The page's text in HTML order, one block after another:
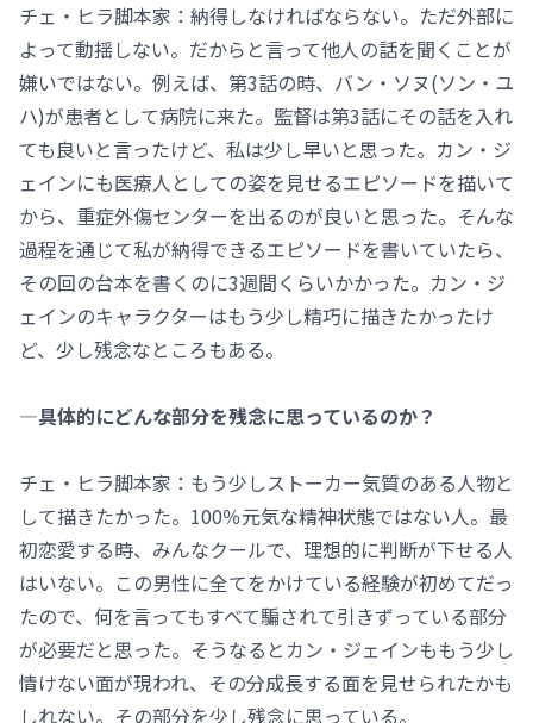
チェ・ヒラ脚本家：納得しなければならない。ただ外部に
よって動揺しない。だからと言って他人の話を聞くことが
嫌いではない。例えば、第3話の時、バン・ソヌ(ソン・ユ
ハ)が患者として病院に来た。監督は第3話にその話を入れ
ても良いと言ったけど、私は少し早いと思った。カン・ジ
ェインにも医療人としての姿を見せるエピソードを描いて
から、重症外傷センターを出るのが良いと思った。そんな
過程を通じて私が納得できるエピソードを書いていたら、
その回の台本を書くのに3週間くらいかかった。カン・ジ
ェインのキャラクターはもう少し精巧に描きたかったけ
ど、少し残念なところもある。
―具体的にどんな部分を残念に思っているのか？
チェ・ヒラ脚本家：もう少しストーカー気質のある人物と
して描きたかった。100％元気な精神状態ではない人。最
初恋愛する時、みんなクールで、理想的に判断が下せる人
はいない。この男性に全てをかけている経験が初めてだっ
たので、何を言ってもすべて騙されて引きずっている部分
が必要だと思った。そうなるとカン・ジェインももう少し
情けない面が現われ、その分成長する面を見せられたかも
しれない。その部分を少し残念に思っている。